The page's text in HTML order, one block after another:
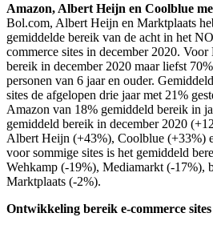
Amazon, Albert Heijn en Coolblue
Bol.com, Albert Heijn en Marktplaats
gemiddelde bereik van de acht in het
commerce sites in december 2020.
bereik in december 2020 maar liefst
personen van 6 jaar en ouder.
sites de afgelopen drie jaar met 21%
Amazon van 18% gemiddeld bereik in
gemiddeld bereik in december 2020
Albert Heijn (+43%), Coolblue (+33%)
voor sommige sites is het gemiddeld
Wehkamp (-19%), Mediamarkt (-17%),
Marktplaats (-2%).
Ontwikkeling bereik e-commerce sites